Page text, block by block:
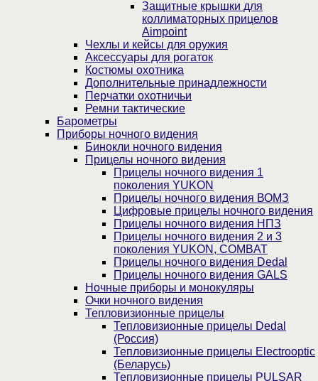
Защитные крышки для
коллиматорных прицелов
Aimpoint
Чехлы и кейсы для оружия
Аксессуары для рогаток
Костюмы охотника
Дополнительные принадлежности
Перчатки охотничьи
Ремни тактические
Барометры
Приборы ночного видения
Бинокли ночного видения
Прицелы ночного видения
Прицелы ночного видения 1
поколения YUKON
Прицелы ночного видения ВОМЗ
Цифровые прицелы ночного видения
Прицелы ночного видения НПЗ
Прицелы ночного видения 2 и 3
поколения YUKON, COMBAT
Прицелы ночного видения Dedal
Прицелы ночного видения GALS
Ночные приборы и монокуляры
Очки ночного видения
Тепловизионные прицелы
Тепловизионные прицелы Dedal
(Россия)
Тепловизионные прицелы Electrooptic
(Беларусь)
Тепловизионные прицелы PULSAR